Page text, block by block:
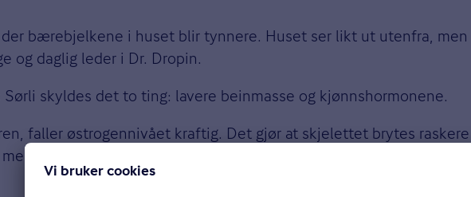
bærebjelkene i huset blir tynnere. Huset ser likt ut utenfra,
og daglig leder i Dr. Dropin.
skyldes det to ting: lavere beinmasse og kjønnshormonene.
faller østrogennivået kraftig. Det gjør at skjelettet brytes
gradvis tap fordi testosteronnivået faller mye langsommere,